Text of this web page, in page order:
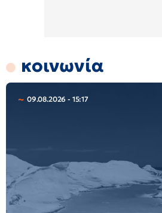
κοινωνία
09.08.2026 - 15:17